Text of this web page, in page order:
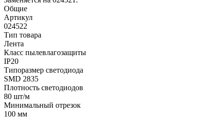
Общие
Артикул
024522
Тип товара
Лента
Класс пылевлагозащиты
IP20
Типоразмер светодиода
SMD 2835
Плотность светодиодов
80 шт/м
Минимальный отрезок
100 мм